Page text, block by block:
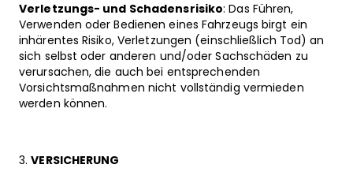
Verletzungs- und Schadensrisiko: Das Führen,
Verwenden oder Bedienen eines Fahrzeugs birgt ein
inhärentes Risiko, Verletzungen (einschließlich Tod) an
sich selbst oder anderen und/oder Sachschäden zu
verursachen, die auch bei entsprechenden
Vorsichtsmaßnahmen nicht vollständig vermieden
werden können.
VERSICHERUNG